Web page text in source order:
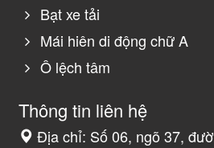
Bạt xe tải
Mái hiên di động chữ A
Ô lệch tâm
Thông tin liên hệ
Địa chỉ: Số 06, ngõ 37,